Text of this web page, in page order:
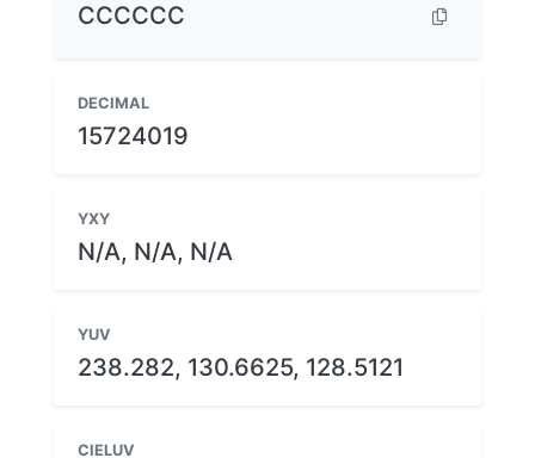
CCCCCC
DECIMAL
15724019
YXY
N/A, N/A, N/A
YUV
238.282, 130.6625, 128.5121
CIELUV